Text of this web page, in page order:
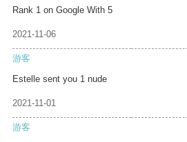
Rank 1 on Google With 5
2021-11-06
游客
Estelle sent you 1 nude
2021-11-01
游客